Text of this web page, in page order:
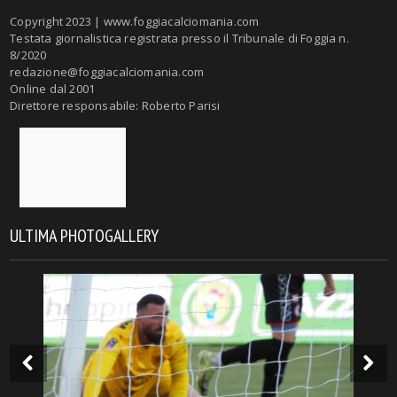
Copyright 2023 | www.foggiacalciomania.com
Testata giornalistica registrata presso il Tribunale di Foggia n.
8/2020
redazione@foggiacalciomania.com
Online dal 2001
Direttore responsabile: Roberto Parisi
ULTIMA PHOTOGALLERY